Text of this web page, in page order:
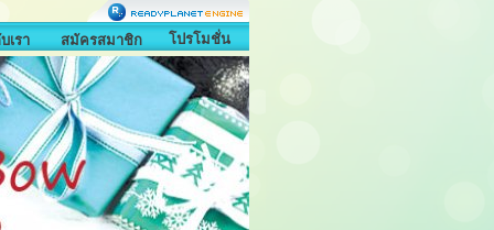
เรา สมัครสมาชิก โปรโมชั่น